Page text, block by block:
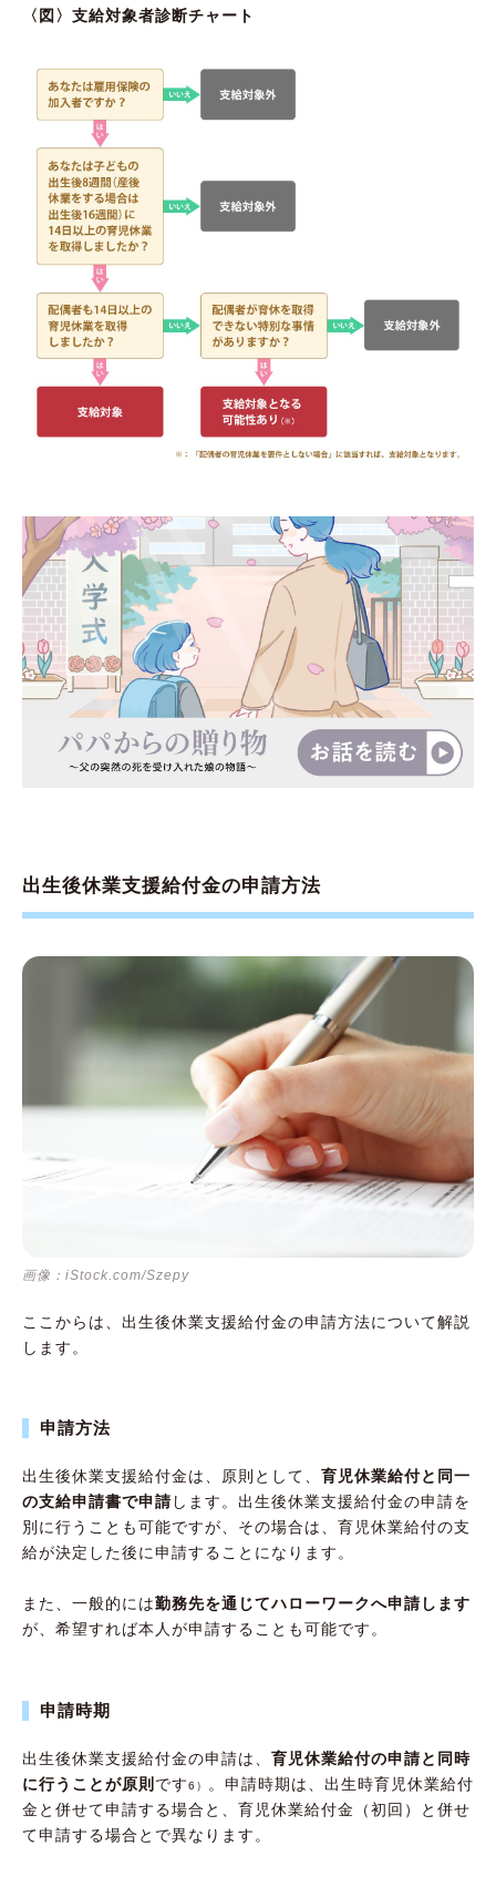
〈図〉支給対象者診断チャート
出生後休業支援給付金の申請方法
画像：iStock.com/Szepy
ここからは、出生後休業支援給付金の申請方法について解説
します。
申請方法
出生後休業支援給付金は、原則として、 育児休業給付と同一
の支給申請書で申請します。出生後休業支援給付金の申請を
別に行うことも可能ですが、その場合は、育児休業給付の支
給が決定した後に申請することになります。
また、一般的には勤務先を通じてハローワークへ申請します
が、希望すれば本人が申請することも可能です。
申請時期
出生後休業支援給付金の申請は、 育児休業給付の申請と同時
に行うことが原則 です6）
。申請時期は、出生時育児休業給付
金と併せて申請する場合と、育児休業給付金（初回）と併せ
て申請する場合とで異なります。